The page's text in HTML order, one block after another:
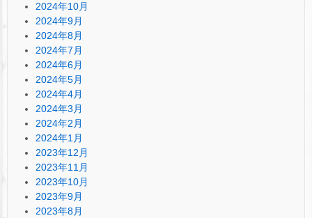
2024年10月
2024年9月
2024年8月
2024年7月
2024年6月
2024年5月
2024年4月
2024年3月
2024年2月
2024年1月
2023年12月
2023年11月
2023年10月
2023年9月
2023年8月